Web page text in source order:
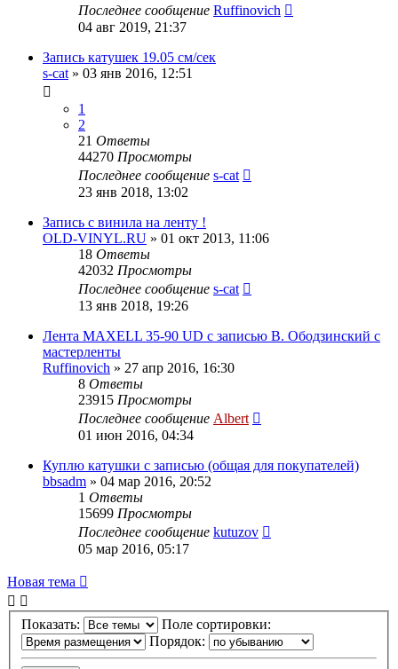
Последнее сообщение Ruffinovich
04 авг 2019, 21:37
Запись катушек 19.05 см/сек
s-cat » 03 янв 2016, 12:51
1
2
21 Ответы
44270 Просмотры
Последнее сообщение s-cat
23 янв 2018, 13:02
Запись с винила на ленту !
OLD-VINYL.RU » 01 окт 2013, 11:06
18 Ответы
42032 Просмотры
Последнее сообщение s-cat
13 янв 2018, 19:26
Лента MAXELL 35-90 UD c записью В. Ободзинский с
мастерленты
Ruffinovich » 27 апр 2016, 16:30
8 Ответы
23915 Просмотры
Последнее сообщение Albert
01 июн 2016, 04:34
Куплю катушки с записью (общая для покупателей)
bbsadm » 04 мар 2016, 20:52
1 Ответы
15699 Просмотры
Последнее сообщение kutuzov
05 мар 2016, 05:17
Новая тема
Показать:
Поле сортировки:
Порядок: